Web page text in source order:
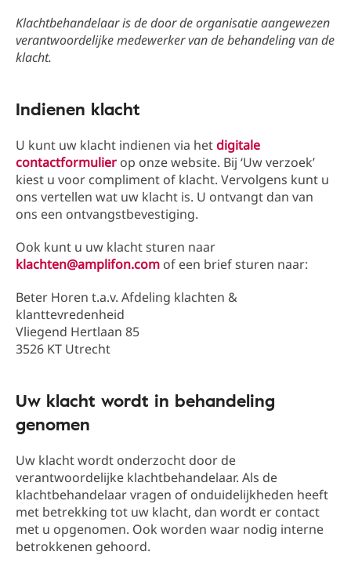
Klachtbehandelaar is de door de organisatie aangewezen
verantwoordelijke medewerker van de behandeling van de
klacht.
Indienen klacht
U kunt uw klacht indienen via hetdigitale
contactformulier op onze website. Bij ‘Uw verzoek’
kiest u voor compliment of klacht. Vervolgens kunt u
ons vertellen wat uw klacht is. U ontvangt dan van
ons een ontvangstbevestiging.
Ook kunt u uw klacht sturen naar
klachten@amplifon.com of een brief sturen naar:
Beter Horen t.a.v. Afdeling klachten &
klanttevredenheid
Vliegend Hertlaan 85
3526 KT Utrecht
Uw klacht wordt in behandeling
genomen
Uw klacht wordt onderzocht door de
verantwoordelijke klachtbehandelaar. Als de
klachtbehandelaar vragen of onduidelijkheden heeft
met betrekking tot uw klacht, dan wordt er contact
met u opgenomen. Ook worden waar nodig interne
betrokkenen gehoord.